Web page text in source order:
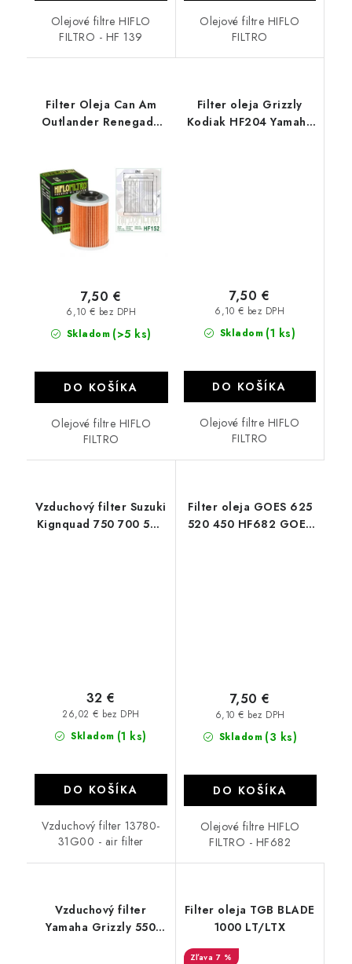
Olejové filtre HIFLO
FILTRO - HF 139
Olejové filtre HIFLO
FILTRO
Filter Oleja Can Am
Outlander Renegade
Skladom (>5 ks)
6,10 € bez DPH
7,50 €
DO KOŠÍKA
Olejové filtre HIFLO
FILTRO
Filter oleja Grizzly
Kodiak HF204 Yamaha
Skladom (1 ks)
6,10 € bez DPH
7,50 €
DO KOŠÍKA
Olejové filtre HIFLO
FILTRO
Vzduchový filter Suzuki
Kignquad 750 700 500
Skladom (1 ks)
26,02 € bez DPH
32 €
DO KOŠÍKA
Vzduchový filter 13780-
31G00 - air filter
Filter oleja GOES 625
520 450 HF682 GOES
Skladom (3 ks)
6,10 € bez DPH
7,50 €
DO KOŠÍKA
Olejové filtre HIFLO
FILTRO - HF682
Vzduchový filter
Yamaha Grizzly 550
Filter oleja TGB BLADE
1000 LT/LTX
7 %